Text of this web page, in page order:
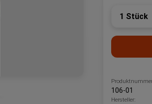
106-01
Hersteller: